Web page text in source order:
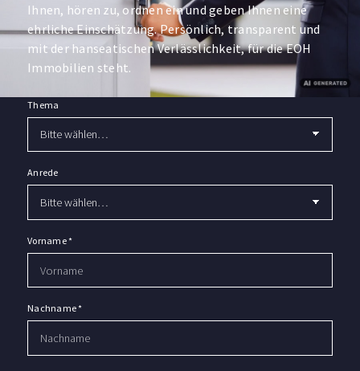
Ihnen, hören zu, ordnen ein und geben Ihnen eine
ehrliche Einschätzung. Persönlich, transparent und
mit der hanseatischen Verlässlichkeit, für die EOH
Immobilien steht.
Thema
Anrede
Vorname*
Nachname*